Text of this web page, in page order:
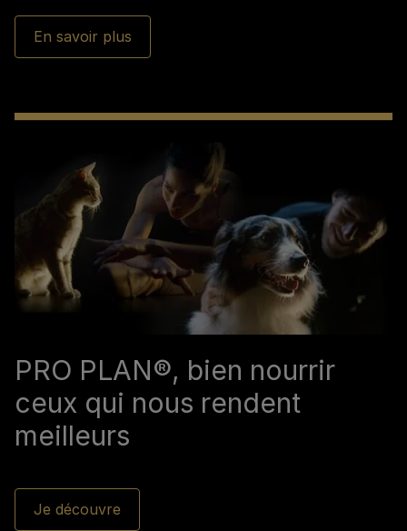
En savoir plus
PRO PLAN®, bien nourrir
ceux qui nous rendent
meilleurs
Je découvre